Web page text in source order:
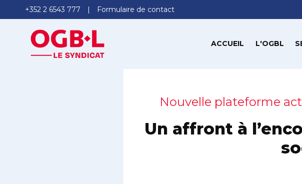
+352 2 6543 777 Formulaire de contact
ACCUEIL L'OGBL
Nouvelle plateforme
Un affront à